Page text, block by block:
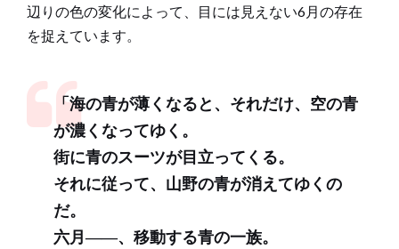
辺りの色の変化によって、目には見えない6月の存在
を捉えています。
「海の青が薄くなると、それだけ、空の青
が濃くなってゆく。
街に青のスーツが目立ってくる。
それに従って、山野の青が消えてゆくの
だ。
六月――、移動する青の一族。